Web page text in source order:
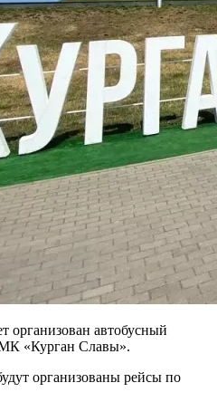
организован автобусный
«Курган Славы».
организованы рейсы по